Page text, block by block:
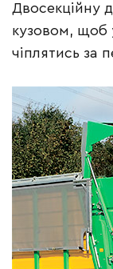
Двосекційну
кузовом, щоб
чіплятись за